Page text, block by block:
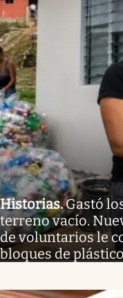
Historias.Gastó
terreno vacío.
de voluntarios le
bloques de